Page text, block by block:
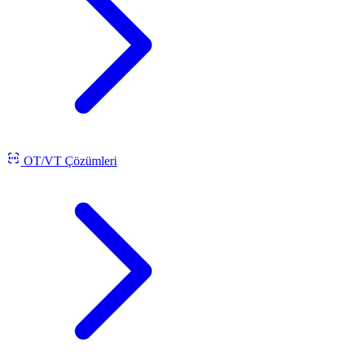
OT/VT Çözümleri